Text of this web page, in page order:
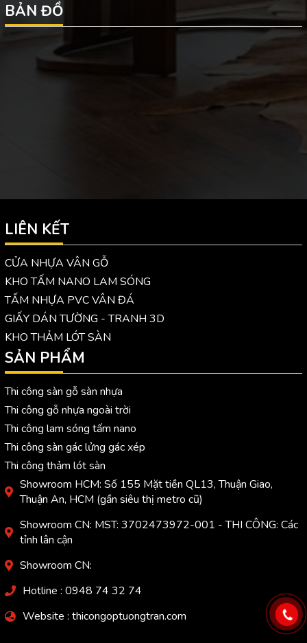
BẢN ĐỒ
LIÊN KẾT
CỬA NHỰA VÂN GỖ
KHO TẤM NANO LAM SÓNG
TẤM NHỰA PVC VÂN ĐÁ
GIẤY DÁN TƯỜNG - TRANH 3D
KHO THẢM LÓT SÀN
SẢN PHẨM
Thi công sàn gỗ sàn nhựa
Thi công gỗ nhựa ngoài trời
Thi công lam sóng tấm nano
Thi công sàn gác lửng gác xép
Thi công thảm lót sàn
Showroom HCM: Số 155 Mặt tiền QL13, Thuận Giao,
Thuận An, HCM (gần siêu thị metro cũ)
Showroom CN: MST: 3702473972-001 - THI CÔNG: Các
tỉnh lân cận
Showroom CN:
Hotline : 0948 74 32 74
Website : thicongoptuongtran.com